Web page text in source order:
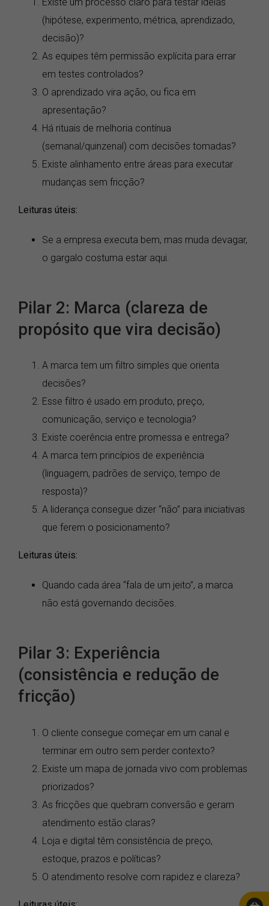
(hipótese, experimento, métrica, aprendizado,
decisão)?
As equipes têm permissão explícita para errar
em testes controlados?
O aprendizado vira ação, ou fica em
apresentação?
Há rituais de melhoria contínua
(semanal/quinzenal) com decisões tomadas?
Existe alinhamento entre áreas para executar
mudanças sem fricção?
Leituras úteis:
Se a empresa executa bem, mas muda devagar,
o gargalo costuma estar aqui.
Pilar 2: Marca (clareza de
propósito que vira decisão)
A marca tem um filtro simples que orienta
decisões?
Esse filtro é usado em produto, preço,
comunicação, serviço e tecnologia?
Existe coerência entre promessa e entrega?
A marca tem princípios de experiência
(linguagem, padrões de serviço, tempo de
resposta)?
A liderança consegue dizer “não” para iniciativas
que ferem o posicionamento?
Leituras úteis:
Quando cada área “fala de um jeito”, a marca
não está governando decisões.
Pilar 3: Experiência
(consistência e redução de
fricção)
O cliente consegue começar em um canal e
terminar em outro sem perder contexto?
Existe um mapa de jornada vivo com problemas
priorizados?
As fricções que quebram conversão e geram
atendimento estão claras?
Loja e digital têm consistência de preço,
estoque, prazos e políticas?
O atendimento resolve com rapidez e clareza?